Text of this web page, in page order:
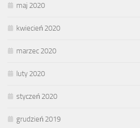
maj 2020
kwiecień 2020
marzec 2020
luty 2020
styczeń 2020
grudzień 2019